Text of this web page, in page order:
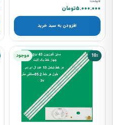
۵.۰۰۰.۰۰۰تومان
افزودن به سبد خرید
10٪ موجود